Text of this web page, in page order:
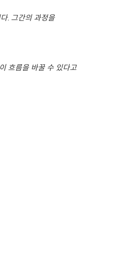
. 그간의 과정을
흐름을 바꿀 수 있다고